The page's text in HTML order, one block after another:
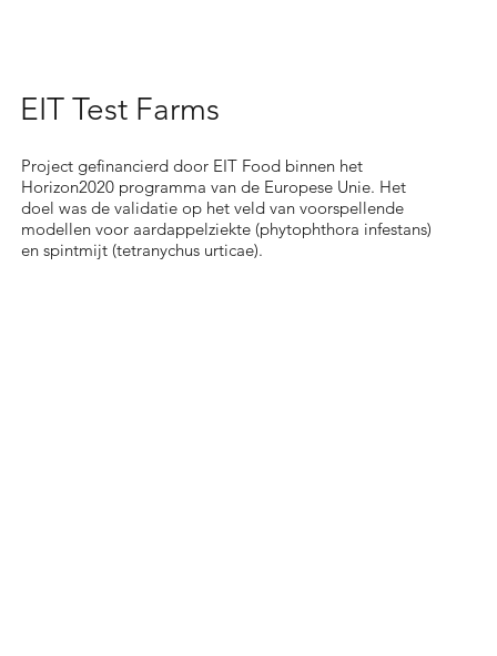
EIT Test Farms
Project gefinancierd door EIT Food binnen het
Horizon2020 programma van de Europese Unie. Het
doel was de validatie op het veld van voorspellende
modellen voor aardappelziekte (phytophthora infestans)
en spintmijt (tetranychus urticae).